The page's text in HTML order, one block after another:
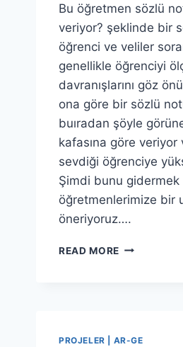
Bu öğretmen sözlü
veriyor? şeklinde bir
öğrenci ve veliler
genellikle öğrenciyi
davranışlarını göz
ona göre bir sözlü
buıradan şöyle
kafasına göre
sevdiği öğrenciye
Şimdi bunu gidermek
öğretmenlerimize bir
öneriyoruz….
READ MORE SÖZLÜ
PROJELER | AR-GE